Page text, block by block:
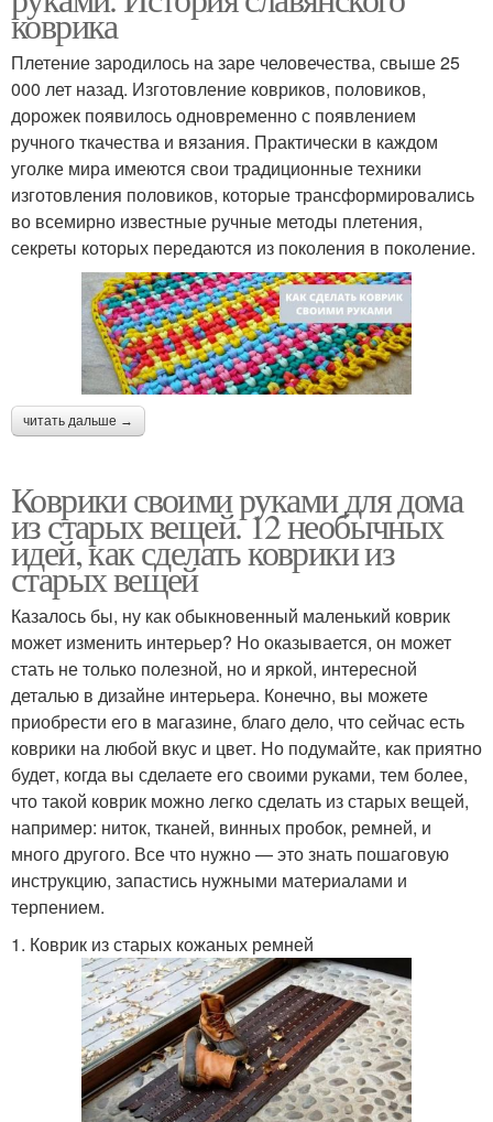
коврика
Плетение зародилось на заре человечества, свыше 25
000 лет назад. Изготовление ковриков, половиков,
дорожек появилось одновременно с появлением
ручного ткачества и вязания. Практически в каждом
уголке мира имеются свои традиционные техники
изготовления половиков, которые трансформировались
во всемирно известные ручные методы плетения,
секреты которых передаются из поколения в поколение.
читать дальше →
Коврики своими руками для дома
из старых вещей. 12 необычных
идей, как сделать коврики из
старых вещей
Казалось бы, ну как обыкновенный маленький коврик
может изменить интерьер? Но оказывается, он может
стать не только полезной, но и яркой, интересной
деталью в дизайне интерьера. Конечно, вы можете
приобрести его в магазине, благо дело, что сейчас есть
коврики на любой вкус и цвет. Но подумайте, как приятно
будет, когда вы сделаете его своими руками, тем более,
что такой коврик можно легко сделать из старых вещей,
например: ниток, тканей, винных пробок, ремней, и
много другого. Все что нужно — это знать пошаговую
инструкцию, запастись нужными материалами и
терпением.
1. Коврик из старых кожаных ремней